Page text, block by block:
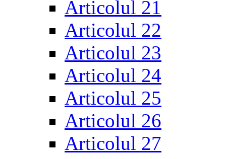
Articolul 21
Articolul 22
Articolul 23
Articolul 24
Articolul 25
Articolul 26
Articolul 27